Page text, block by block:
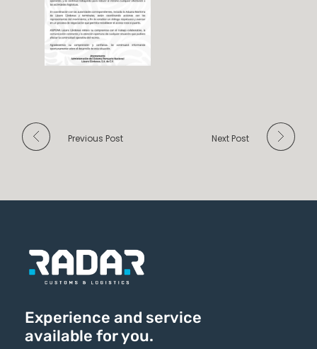
Previous Post Next Post
Experience and service
available for you.